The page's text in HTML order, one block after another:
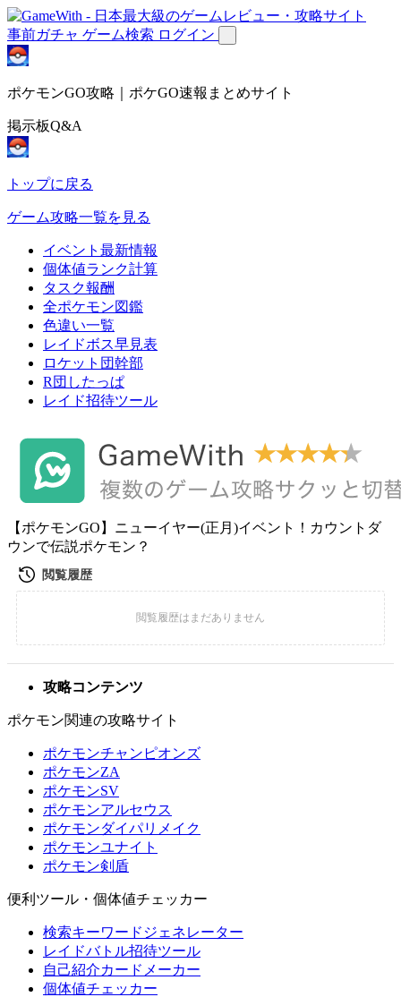
事前ガチャ ゲーム検索 ログイン
ポケモンGO攻略｜ポケGO速報まとめサイト
掲示板Q&A
トップに戻る
ゲーム攻略一覧を見る
イベント最新情報
個体値ランク計算
タスク報酬
全ポケモン図鑑
色違い一覧
レイドボス早見表
ロケット団幹部
R団したっぱ
レイド招待ツール
【ポケモンGO】ニューイヤー(正月)イベント！カウントダ
ウンで伝説ポケモン？
攻略コンテンツ
ポケモン関連の攻略サイト
ポケモンチャンピオンズ
ポケモンZA
ポケモンSV
ポケモンアルセウス
ポケモンダイパリメイク
ポケモンユナイト
ポケモン剣盾
便利ツール・個体値チェッカー
検索キーワードジェネレーター
レイドバトル招待ツール
自己紹介カードメーカー
個体値チェッカー